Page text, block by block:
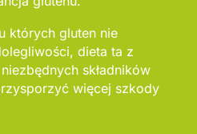
których gluten nie
dieta ta z
składników
więcej szkody